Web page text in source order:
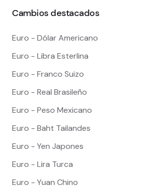
Cambios destacados
Euro - Dólar Americano
Euro - Libra Esterlina
Euro - Franco Suizo
Euro - Real Brasileño
Euro - Peso Mexicano
Euro - Baht Tailandes
Euro - Yen Japones
Euro - Lira Turca
Euro - Yuan Chino